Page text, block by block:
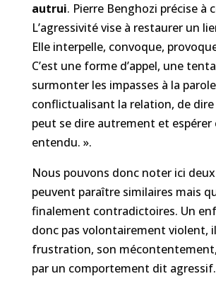
autrui. Pierre Benghozi précise à
L’agressivité vise à restaurer un
Elle interpelle, convoque,
C’est une forme d’appel, une
surmonter les impasses à la
conflictualisant la relation, de dire
peut se dire autrement et espérer
entendu. ».
Nous pouvons donc noter ici
peuvent paraître similaires mais
finalement contradictoires. Un
donc pas volontairement violent,
frustration, son
par un comportement dit agressif.